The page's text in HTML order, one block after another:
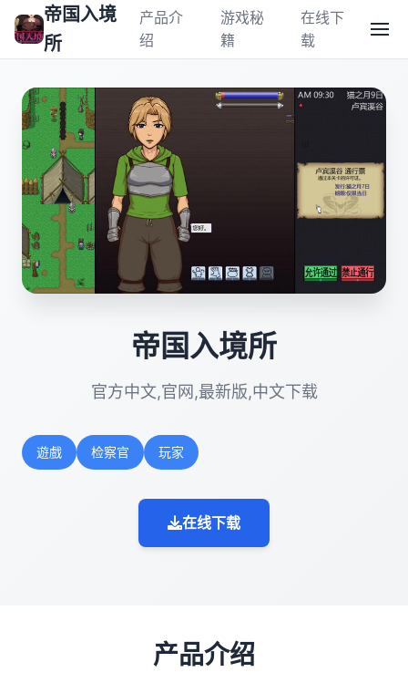
帝国入境
所
产品介
绍
游戏秘
籍
在线下
载
帝国入境所
官方中文,官网,最新版,中文下载
遊戲 检察官 玩家
在线下载
产品介绍